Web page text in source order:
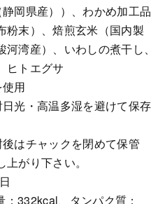
岡県産））、わかめ加工品
粉末）、焙煎玄米（国内製
湾産）、いわしの煮干し、
ヒトエグサ
用
光・高温多湿を避けて保存
はチャックを閉めて保管
がり下さい。
332kcal、タンパク質：